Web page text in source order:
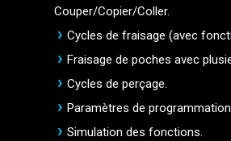
Couper/Copier/Coller.
Cycles de fraisage (avec
Fraisage de poches avec
Cycles de perçage.
Paramètres de
Simulation des fonctions.